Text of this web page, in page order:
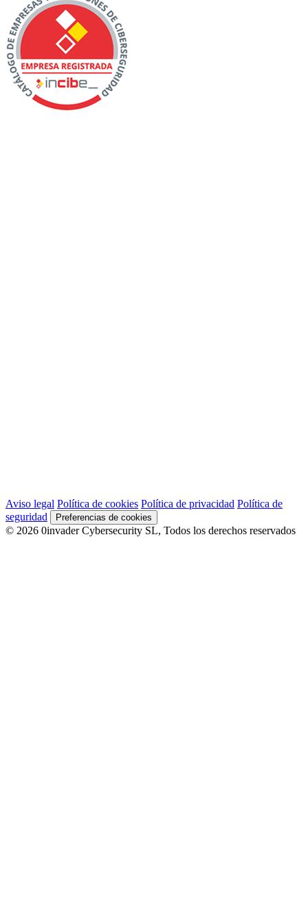
Aviso legal Política de cookies Política de privacidad Política de
seguridad
Preferencias de cookies
© 2026 0invader Cybersecurity SL, Todos los derechos reservados